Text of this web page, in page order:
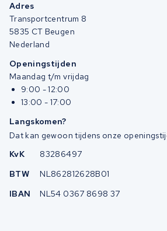
Adres
Transportcentrum 8
5835 CT Beugen
Nederland
Openingstijden
Maandag t/m vrijdag
9:00 - 12:00
13:00 - 17:00
Langskomen?
Dat kan gewoon tijdens onze
KvK
83286497
BTW
NL862812628B01
IBAN
NL54 0367 8698 37